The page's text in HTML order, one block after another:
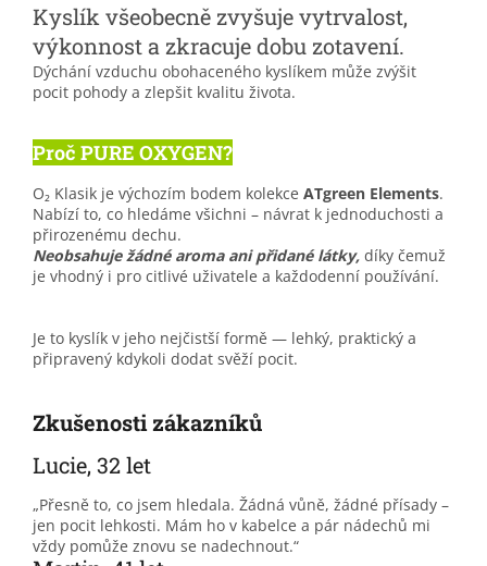
Kyslík všeobecně zvyšuje vytrvalost,
výkonnost a zkracuje dobu zotavení.
Dýchání vzduchu obohaceného kyslíkem může zvýšit
pocit pohody a zlepšit kvalitu života.
Proč PURE OXYGEN?
O₂ Klasik je výchozím bodem kolekce ATgreen Elements.
Nabízí to, co hledáme všichni – návrat k jednoduchosti a
přirozenému dechu.
Neobsahuje žádné aroma ani přidané látky, díky čemuž
je vhodný i pro citlivé uživatele a každodenní používání.
Je to kyslík v jeho nejčistší formě — lehký, praktický a
připravený kdykoli dodat svěží pocit.
Zkušenosti zákazníků
Lucie, 32 let
„Přesně to, co jsem hledala. Žádná vůně, žádné přísady –
jen pocit lehkosti. Mám ho v kabelce a pár nádechů mi
vždy pomůže znovu se nadechnout.“